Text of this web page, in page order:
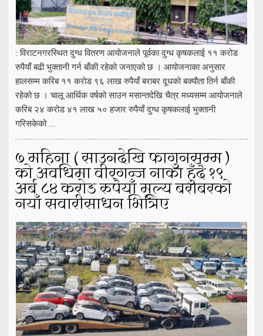
: विराटनगरस्थित दुग्ध वितरण आयोजनाले पूर्वका दुग्ध कृषकलाई ११ करोड
रुपैयाँ बढी भुक्तानी गर्न बाँकी रहेको जनाएको छ । आयोजनाका अनुसार
हालसम्म करिब ११ करोड ९६ लाख रुपैयाँ बराबर दूधको बक्यौता तिर्न बाँकी
रहेको छ । चालू आर्थिक वर्षको साउन मसान्तदेखि चैत्र मध्यसम्म आयोजनाले
करिब २४ करोड ४१ लाख ५० हजार रुपैयाँ दुग्ध कृषकलाई भुक्तानी
गरिसकेको ...
७ महिना ( साउनदेखि फागुनसम्म )
को अवधिमा वीरगन्ज नाका हुँदै १९
अर्ब ८४ करोड रुपैयाँ मूल्य बराबरको
नयाँ सवारीसाधन भित्रिए